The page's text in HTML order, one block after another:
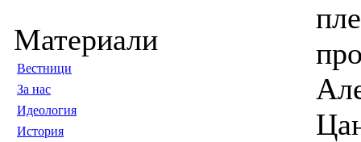
Материали
Вестници
За нас
Идеология
История